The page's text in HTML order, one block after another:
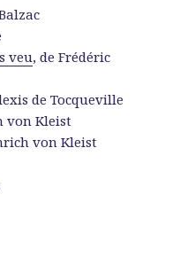
veu, de Frédéric
de Tocqueville
von Kleist
von Kleist